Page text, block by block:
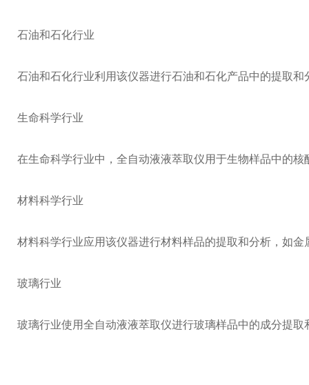
石油和石化行业
石油和石化行业利用该仪器进行石油和石化产品中的提取
生命科学行业
在生命科学行业中，全自动液液萃取仪用于生物样品中的
材料科学行业
材料科学行业应用该仪器进行材料样品的提取和分析，如
玻璃行业
玻璃行业使用全自动液液萃取仪进行玻璃样品中的成分提